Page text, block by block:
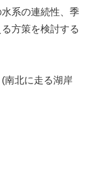
系の連続性、季
方策を検討する
南北に走る湖岸